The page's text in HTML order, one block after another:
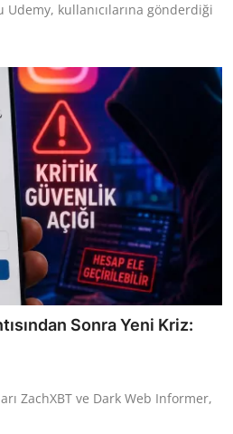
kullanıcılarına gönderdiği
Sonra Yeni Kriz:
ZachXBT ve Dark Web Informer,